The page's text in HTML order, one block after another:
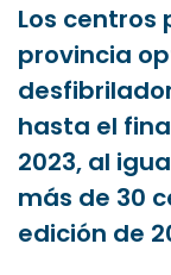
Los
provincia
hasta el
2023, al
más de 30
edición de